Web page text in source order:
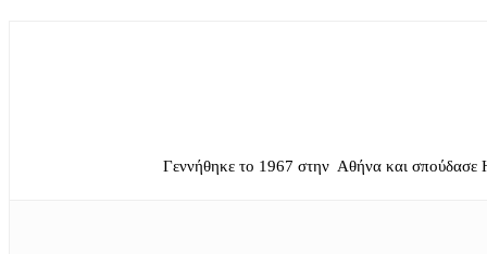
Γεννήθηκε το 1967 στην Αθήνα και σπούδασε